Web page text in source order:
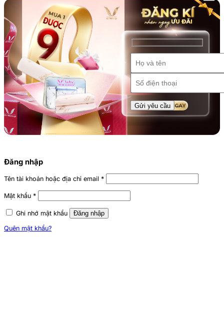
Đăng nhập
Tên tài khoản hoặc địa chỉ email *
Mật khẩu *
Ghi nhớ mật khẩu Đăng nhập
Quên mật khẩu?